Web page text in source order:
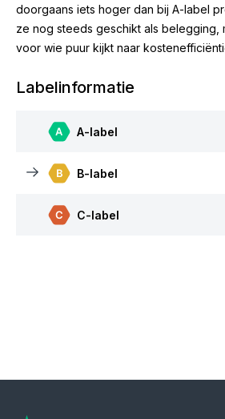
doorgaans iets hoger dan bij A-label
ze nog steeds geschikt als belegging,
voor wie puur kijkt naar
Labelinformatie
A-label
B-label
C-label